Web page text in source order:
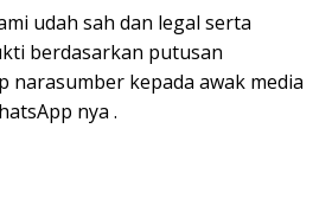
udah sah dan legal serta
berdasarkan putusan
narasumber kepada awak media
nya .